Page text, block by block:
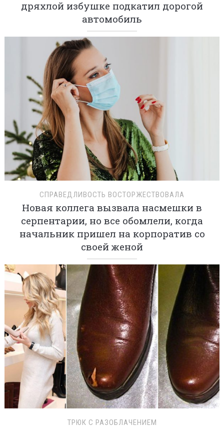
дряхлой избушке подкатил дорогой
автомобиль
СПРАВЕДЛИВОСТЬ ВОСТОРЖЕСТВОВАЛА
Новая коллега вызвала насмешки в
серпентарии, но все обомлели, когда
начальник пришел на корпоратив со
своей женой
ТРЮК С РАЗОБЛАЧЕНИЕМ